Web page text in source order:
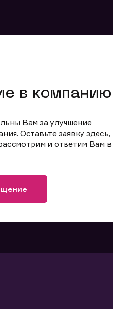
в компанию
Вам за улучшение
Оставьте заявку здесь,
и ответим Вам в